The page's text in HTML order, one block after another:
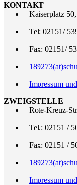
KONTAKT
Kaiserplatz
Tel: 02151/
Fax: 02151/
Impressum
ZWEIGSTELLE
Rote-Kreuz-
Tel.: 02151 /
Fax: 02151 /
Impressum